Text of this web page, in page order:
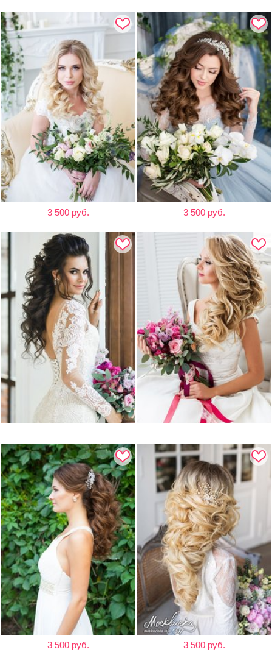
3 500 руб. 3 500 руб.
3 500 руб. 3 500 руб.